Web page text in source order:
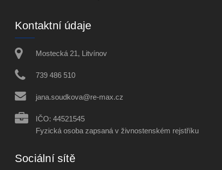
Kontaktní údaje
Mostecká 21, Litvínov
739 486 510
jana.soudkova@re-max.cz
IČO: 44521545
Fyzická osoba zapsaná v živnostenském rejstříku
Sociální sítě